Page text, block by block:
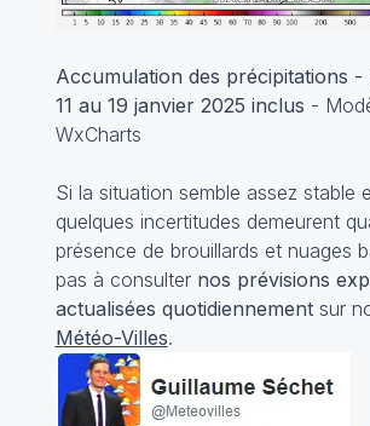
Accumulation des précipitations -
11 au 19 janvier 2025 inclus -
WxCharts
Si la situation semble assez stable
quelques incertitudes demeurent
présence de brouillards et nuages
pas à consulter nos prévisions
actualisées quotidiennementsur
Météo-Villes.